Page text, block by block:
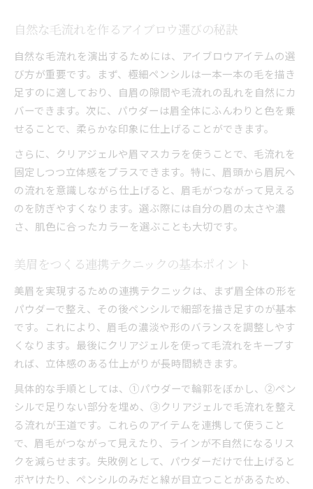
失敗しない眉毛メイクの秘訣を紹介
アイブロウ連携で失敗知らずの眉毛メイク
初心者向けアイブロウ活用の注意ポイント
理想の眉毛を叶える連携ステップ徹底解説
アイブロウ選びで差がつく失敗防止術
連携を意識した眉メイク手順の基本まとめ
アイブロウ製品を組み合わせる応用術
アイブロウ製品連携で幅広いアレンジ術
パウダーやペンシルを活かす応用テクニック
製品同士の連携で自然な美眉を演出
プロも実践する製品連携の裏技を紹介
自然な毛流れを作るアイブロウ選びの秘訣
自然な毛流れを演出するためには、アイブロウアイテムの選
び方が重要です。まず、極細ペンシルは一本一本の毛を描き
足すのに適しており、自眉の隙間や毛流れの乱れを自然にカ
バーできます。次に、パウダーは眉全体にふんわりと色を乗
せることで、柔らかな印象に仕上げることができます。
さらに、クリアジェルや眉マスカラを使うことで、毛流れを
固定しつつ立体感をプラスできます。特に、眉頭から眉尻へ
の流れを意識しながら仕上げると、眉毛がつながって見える
のを防ぎやすくなります。選ぶ際には自分の眉の太さや濃
さ、肌色に合ったカラーを選ぶことも大切です。
美眉をつくる連携テクニックの基本ポイント
美眉を実現するための連携テクニックは、まず眉全体の形を
パウダーで整え、その後ペンシルで細部を描き足すのが基本
です。これにより、眉毛の濃淡や形のバランスを調整しやす
くなります。最後にクリアジェルを使って毛流れをキープす
れば、立体感のある仕上がりが長時間続きます。
具体的な手順としては、①パウダーで輪郭をぼかし、②ペン
シルで足りない部分を埋め、③クリアジェルで毛流れを整え
る流れが王道です。これらのアイテムを連携して使うこと
で、眉毛がつながって見えたり、ラインが不自然になるリス
クを減らせます。失敗例として、パウダーだけで仕上げると
ボヤけたり、ペンシルのみだと線が目立つことがあるため、